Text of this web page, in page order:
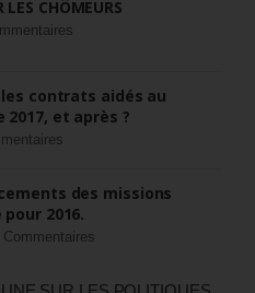
LES CHÔMEURS
contrats aidés au
et après ?
des missions
2016.
Commentaires